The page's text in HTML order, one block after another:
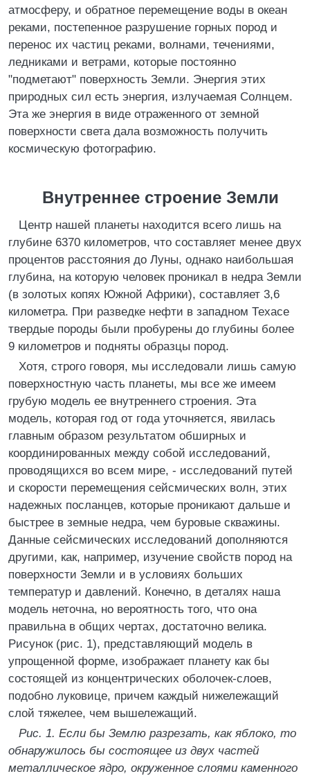
атмосферу, и обратное перемещение воды в океан
реками, постепенное разрушение горных пород и
перенос их частиц реками, волнами, течениями,
ледниками и ветрами, которые постоянно
"подметают" поверхность Земли. Энергия этих
природных сил есть энергия, излучаемая Солнцем.
Эта же энергия в виде отраженного от земной
поверхности света дала возможность получить
космическую фотографию.
Внутреннее строение Земли
Центр нашей планеты находится всего лишь на
глубине 6370 километров, что составляет менее двух
процентов расстояния до Луны, однако наибольшая
глубина, на которую человек проникал в недра Земли
(в золотых копях Южной Африки), составляет 3,6
километра. При разведке нефти в западном Техасе
твердые породы были пробурены до глубины более
9 километров и подняты образцы пород.
Хотя, строго говоря, мы исследовали лишь самую
поверхностную часть планеты, мы все же имеем
грубую модель ее внутреннего строения. Эта
модель, которая год от года уточняется, явилась
главным образом результатом обширных и
координированных между собой исследований,
проводящихся во всем мире, - исследований путей
и скорости перемещения сейсмических волн, этих
надежных посланцев, которые проникают дальше и
быстрее в земные недра, чем буровые скважины.
Данные сейсмических исследований дополняются
другими, как, например, изучение свойств пород на
поверхности Земли и в условиях больших
температур и давлений. Конечно, в деталях наша
модель неточна, но вероятность того, что она
правильна в общих чертах, достаточно велика.
Рисунок (рис. 1), представляющий модель в
упрощенной форме, изображает планету как бы
состоящей из концентрических оболочек-слоев,
подобно луковице, причем каждый нижележащий
слой тяжелее, чем вышележащий.
Рис. 1. Если бы Землю разрезать, как яблоко, то
обнаружилось бы состоящее из двух частей
металлическое ядро, окруженное слоями каменного